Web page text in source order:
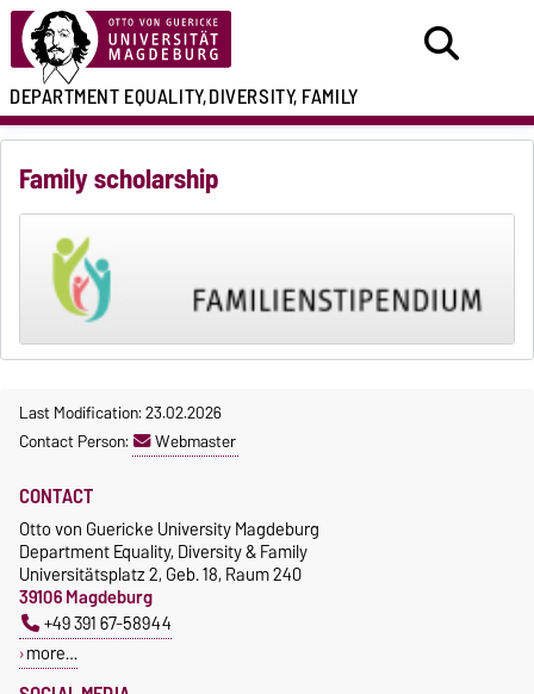
DEPARTMENTEQUALITY,DIVERSITY, FAMILY
Family scholarship
Last Modification: 23.02.2026
Contact Person:
Webmaster
CONTACT
Otto von Guericke University Magdeburg
Department Equality, Diversity & Family
Universitätsplatz 2, Geb. 18, Raum 240
39106 Magdeburg
+49 391 67-58944
more…